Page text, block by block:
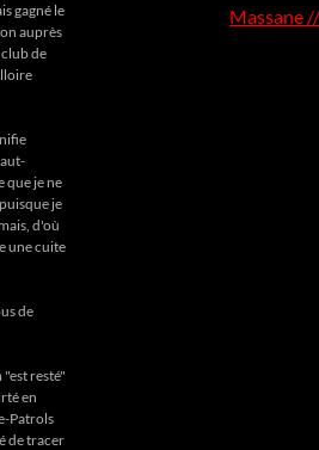
Massane
gagné le
auprès
de
que je ne
je
d'où
une cuite
de
resté"
en
Patrols
de tracer